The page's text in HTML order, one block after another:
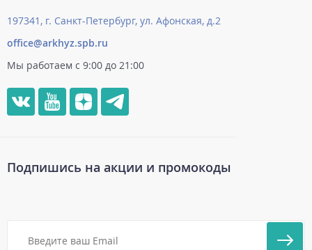
197341, г. Санкт-Петербург, ул. Афонская, д.2
office@arkhyz.spb.ru
Мы работаем с 9:00 до 21:00
Подпишись на акции и промокоды